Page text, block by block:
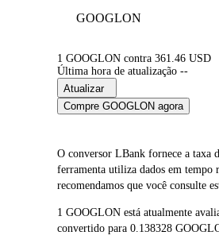
GOOGLON
1 GOOGLON contra 361.46 USD
Última hora de atualização --
Atualizar
Compre GOOGLON agora
O conversor LBank fornece a
ferramenta utiliza dados em tempo
recomendamos que você consulte
1 GOOGLON está atualmente
convertido para 0.138328